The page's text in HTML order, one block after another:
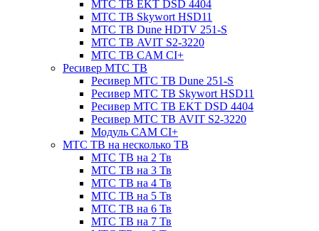
МТС ТВ EKT DSD 4404
МТС ТВ Skywort HSD11
МТС ТВ Dune HDTV 251-S
МТС ТВ AVIT S2-3220
МТС ТВ CAM CI+
Ресивер МТС ТВ
Ресивер МТС ТВ Dune 251-S
Ресивер МТС ТВ Skywort HSD11
Ресивер МТС ТВ EKT DSD 4404
Ресивер МТС ТВ AVIT S2-3220
Модуль CAM CI+
МТС ТВ на несколько ТВ
МТС ТВ на 2 Тв
МТС ТВ на 3 Тв
МТС ТВ на 4 Тв
МТС ТВ на 5 Тв
МТС ТВ на 6 Тв
МТС ТВ на 7 Тв